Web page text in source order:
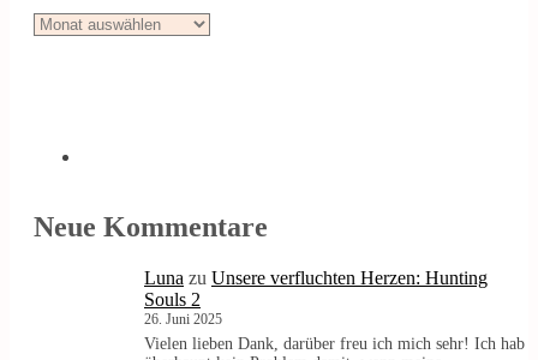
Blogarchiv
Neue Kommentare
Luna zu Unsere verfluchten Herzen: Hunting
Souls 2
26. Juni 2025
Vielen lieben Dank, darüber freu ich mich sehr! Ich hab